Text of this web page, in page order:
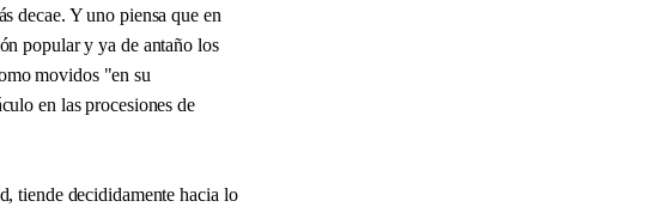
decae. Y uno piensa que en
popular y ya de antaño los
movidos "en su
en las procesiones de
tiende decididamente hacia lo